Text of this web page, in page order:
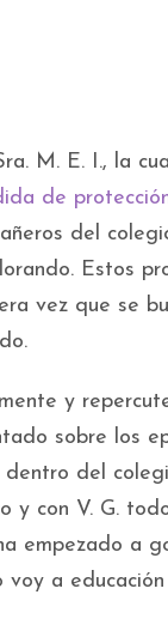
M. E. I., la
de
del
Estos
vez que se
y
sobre los
del
y con V. G.
empezado a
a